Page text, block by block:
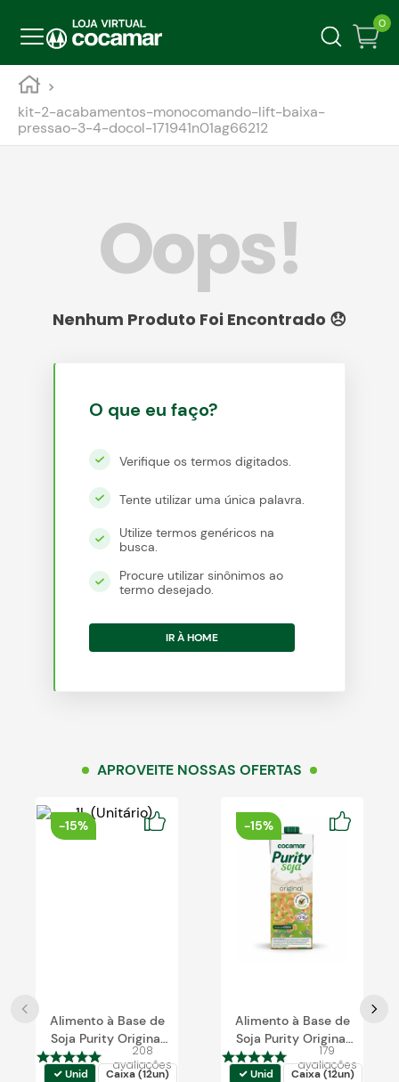
0
kit-2-acabamentos-monocomando-lift-baixa-
pressao-3-4-docol-171941n01ag66212
Oops!
O que eu faço?
Verifique os termos digitados.
Tente utilizar uma única palavra.
Utilize termos genéricos na
busca.
Procure utilizar sinônimos ao
termo desejado.
IR À HOME
APROVEITE NOSSAS OFERTAS
-15%
Alimento à Base de
Soja Purity Original
Zero 1L
208
avaliações
Unid Caixa (12un)
-15%
Alimento à Base de
Soja Purity Original
1L
179
avaliações
Unid Caixa (12un)